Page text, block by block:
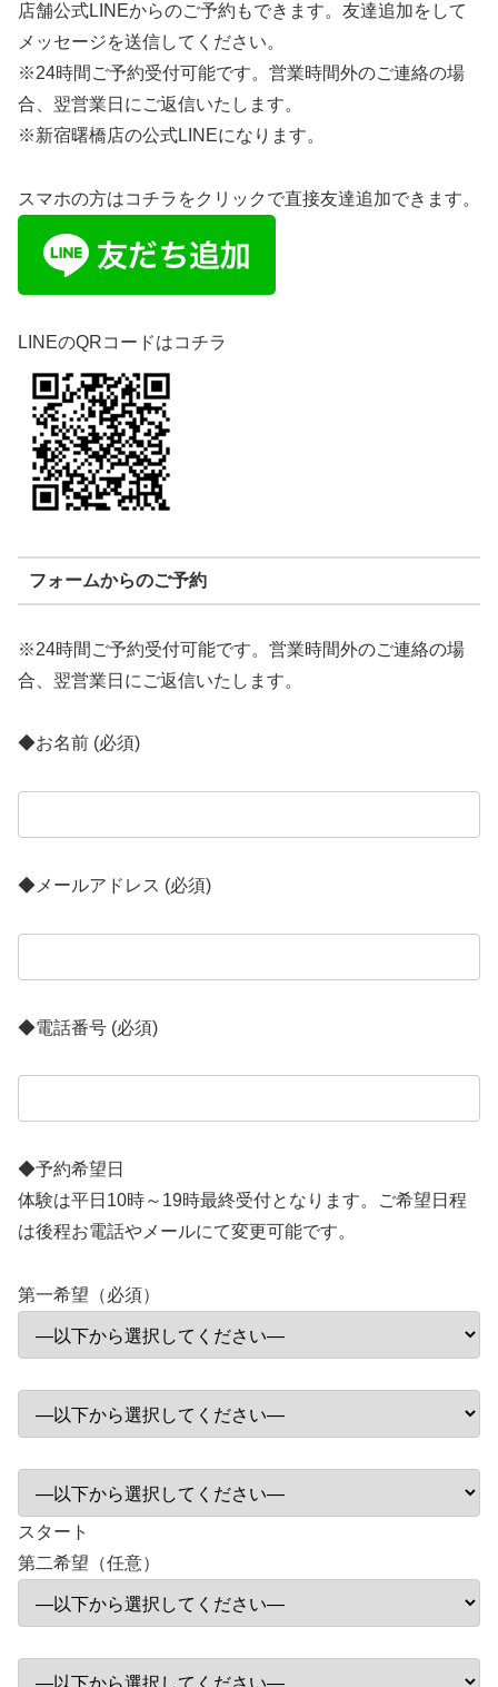
店舗公式LINEからのご予約もできます。友達追加をして
メッセージを送信してください。
※24時間ご予約受付可能です。営業時間外のご連絡の場
合、翌営業日にご返信いたします。
※新宿曙橋店の公式LINEになります。
スマホの方はコチラをクリックで直接友達追加できます。
LINEのQRコードはコチラ
フォームからのご予約
※24時間ご予約受付可能です。営業時間外のご連絡の場
合、翌営業日にご返信いたします。
◆お名前 (必須)
◆メールアドレス (必須)
◆電話番号 (必須)
◆予約希望日
体験は平日10時～19時最終受付となります。ご希望日程
は後程お電話やメールにて変更可能です。
第一希望（必須）
スタート
第二希望（任意）